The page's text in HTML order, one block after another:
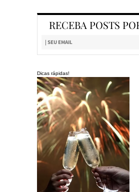
RECEBA POSTS
Dicas rápidas!